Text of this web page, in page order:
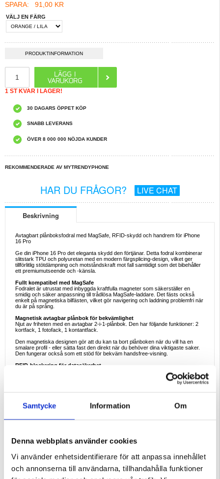
Samtycke Information Om
Denna webbplats använder cookies
Vi använder enhetsidentifierare för att anpassa innehållet
och annonserna till användarna, tillhandahålla funktioner
SPARA: 91,00 KR
VÄLJ EN FÄRG
PRODUKTINFORMATION
1 ST KVAR I LAGER!
30 DAGARS ÖPPET KÖP
SNABB LEVERANS
ÖVER 8 000 000 NÖJDA KUNDER
REKOMMENDERADE AV MYTRENDYPHONE
HAR DU FRÅGOR? LIVE CHAT
Beskrivning
Avtagbart plånboksfodral med MagSafe, RFID-skydd och handrem för iPhone
16 Pro
Ge din iPhone 16 Pro det eleganta skydd den förtjänar. Detta fodral kombinerar
slitstark TPU och polyuretan med en modern färgsplicing-design, vilket ger
tillförlitlig stötdämpning och motståndskraft mot fall samtidigt som det bibehåller
ett premiumutseende och -känsla.
Fullt kompatibel med MagSafe
Fodralet är utrustat med inbyggda kraftfulla magneter som säkerställer en
smidig och säker anpassning till trådlösa MagSafe-laddare. Det fästs också
enkelt på magnetiska bilfästen, vilket gör navigering och laddning problemfri när
du är på språng.
Magnetisk avtagbar plånbok för bekvämlighet
Njut av friheten med en avtagbar 2-i-1-plånbok. Den har följande funktioner: 2
kortfack, 1 fotofack, 1 kontantfack.
Den magnetiska designen gör att du kan ta bort plånboken när du vill ha en
smalare profil - eller sätta fast den direkt när du behöver dina viktigaste saker.
Den fungerar också som ett stöd för bekväm handsfree-visning.
RFID-blockering för datasäkerhet
Håll din personliga information säker. Plånboksdelen använder RFID-
blockeringsteknik för att skydda dina bankkort och ID-handlingar från obehörig
säkerställer att din iPhone 16 Pro förblir skyddad hela tiden samtidigt som du får
för resor, pendling och hantering i farten.
Nyckelegenskaper
- Kompatibel med iPhone 16 Pro
- Premium TPU + polyretan konstruktion
- Inbyggd MagSafe magnetisk ring
- Avtagbar plånbok: 2 kortplatser, fotofack, kontantficka